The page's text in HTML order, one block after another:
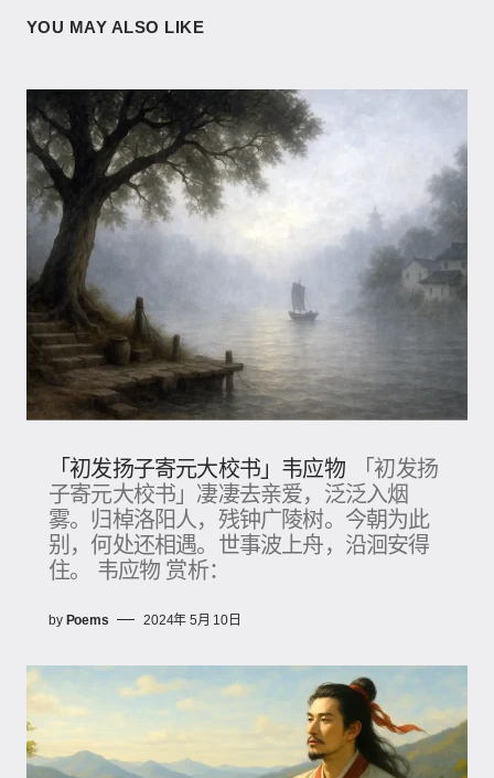
YOU MAY ALSO LIKE
「初发扬子寄元大校书」韦应物
「初发扬
子寄元大校书」凄凄去亲爱，泛泛入烟
雾。归棹洛阳人，残钟广陵树。今朝为此
别，何处还相遇。世事波上舟，沿洄安得
住。 韦应物 赏析：
by Poems 2024年 5月 10日